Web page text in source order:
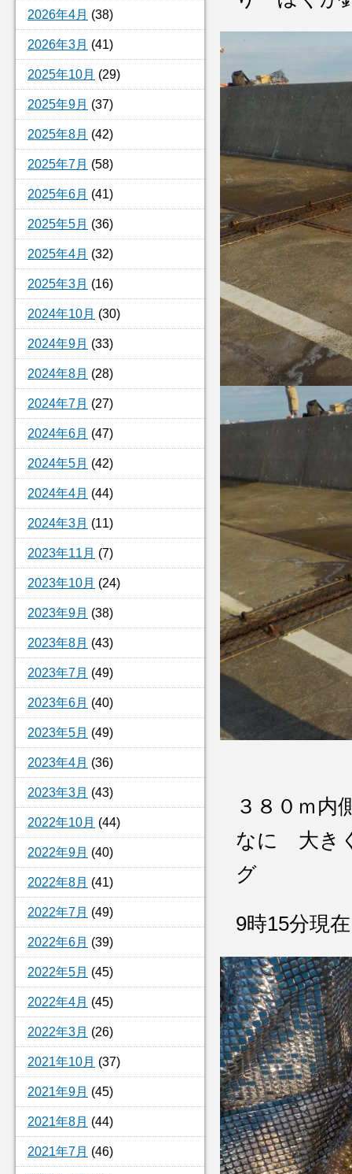
2026年4月 (38)
2026年3月 (41)
2025年10月 (29)
2025年9月 (37)
2025年8月 (42)
2025年7月 (58)
2025年6月 (41)
2025年5月 (36)
2025年4月 (32)
2025年3月 (16)
2024年10月 (30)
2024年9月 (33)
2024年8月 (28)
2024年7月 (27)
2024年6月 (47)
2024年5月 (42)
2024年4月 (44)
2024年3月 (11)
2023年11月 (7)
2023年10月 (24)
2023年9月 (38)
2023年8月 (43)
2023年7月 (49)
2023年6月 (40)
2023年5月 (49)
2023年4月 (36)
2023年3月 (43)
2022年10月 (44)
2022年9月 (40)
2022年8月 (41)
2022年7月 (49)
2022年6月 (39)
2022年5月 (45)
2022年4月 (45)
2022年3月 (26)
2021年10月 (37)
2021年9月 (45)
2021年8月 (44)
2021年7月 (46)
３８０ｍ
なに 大き
グ
9時15分現